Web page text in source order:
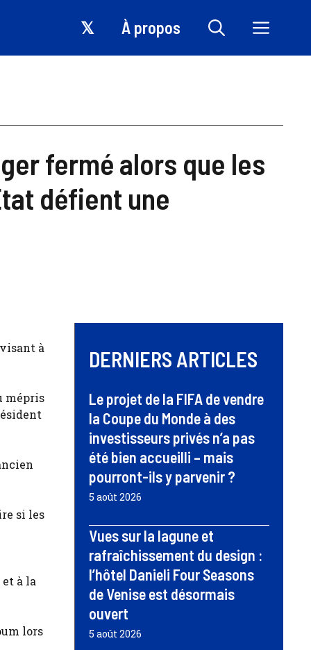
𝕏 À propos
fermé alors que les
défient une
à
mépris
si les
à la
lors
DERNIERS ARTICLES
Le projet de la FIFA de vendre
la Coupe du Monde à des
investisseurs privés n’a pas
été bien accueilli – mais
pourront-ils y parvenir ?
5 août 2026
Vues sur la lagune et
rafraîchissement du design :
l’hôtel Danieli Four Seasons
de Venise est désormais
ouvert
5 août 2026